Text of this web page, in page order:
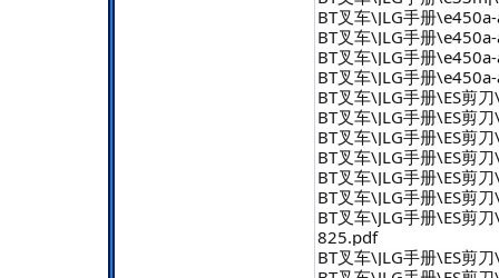
BT叉车\JLG手册
BT叉车\JLG手册
BT叉车\JLG手册
BT叉车\JLG手册
BT叉车\JLG手册\ES剪
BT叉车\JLG手册\ES剪
BT叉车\JLG手册\ES剪
BT叉车\JLG手册\ES剪
BT叉车\JLG手册\ES剪
BT叉车\JLG手册\ES剪
BT叉车\JLG手册\ES剪
825.pdf
BT叉车\JLG手册\ES剪